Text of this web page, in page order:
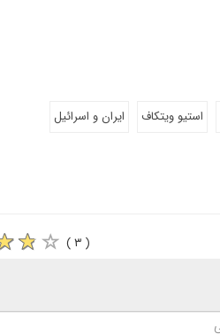
استیو ویتکاف
ایران و اسرائیل
( ۳ )